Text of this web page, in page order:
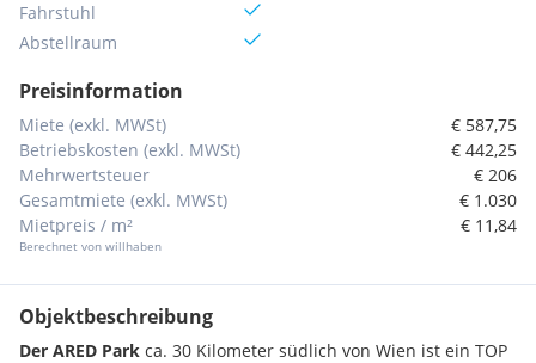
Fahrstuhl
Abstellraum
Preisinformation
Miete (exkl. MWSt)
€ 587,75
Betriebskosten (exkl. MWSt)
€ 442,25
Mehrwertsteuer
€ 206
Gesamtmiete (exkl. MWSt)
€ 1.030
Mietpreis / m²
Berechnet von willhaben
€ 11,84
Objektbeschreibung
Der ARED Park ca. 30 Kilometer südlich von Wien ist ein TOP